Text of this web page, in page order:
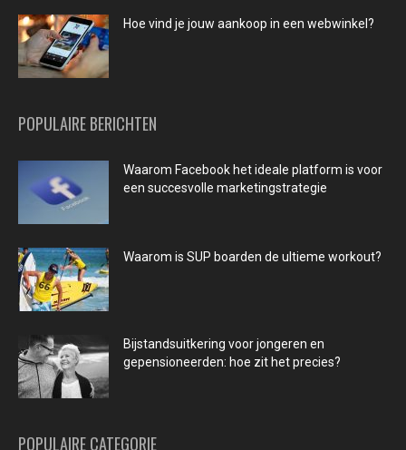
Hoe vind je jouw aankoop in een webwinkel?
POPULAIRE BERICHTEN
Waarom Facebook het ideale platform is voor
een succesvolle marketingstrategie
Waarom is SUP boarden de ultieme workout?
Bijstandsuitkering voor jongeren en
gepensioneerden: hoe zit het precies?
POPULAIRE CATEGORIE